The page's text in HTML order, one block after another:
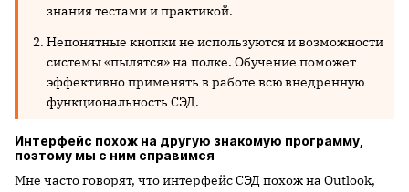
знания тестами и практикой.
Непонятные кнопки не используются и возможности
системы «пылятся» на полке. Обучение поможет
эффективно применять в работе всю внедренную
функциональность СЭД.
Интерфейс похож на другую знакомую программу,
поэтому мы с ним справимся
Мне часто говорят, что интерфейс СЭД похож на Outlook,